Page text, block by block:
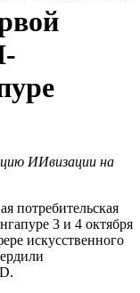
ИИвизации на
потребительская
3 и 4 октября
искусственного